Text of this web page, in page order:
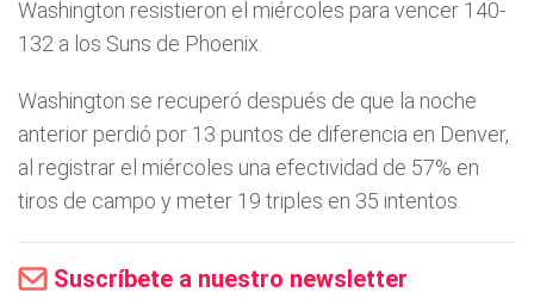
Washington resistieron el miércoles para vencer 140-
132 a los Suns de Phoenix.
Washington se recuperó después de que la noche
anterior perdió por 13 puntos de diferencia en Denver,
al registrar el miércoles una efectividad de 57% en
tiros de campo y meter 19 triples en 35 intentos.
Suscríbete a nuestro newsletter